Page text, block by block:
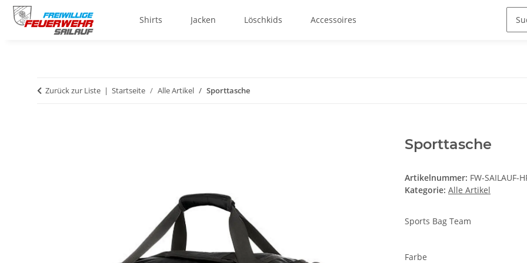
Shirts Jacken Löschkids Accessoires
Zurück zur Liste Startseite Alle Artikel Sporttasche
Sporttasche
Artikelnummer: FW-SAILAUF-
Kategorie: Alle Artikel
Sports Bag Team
Farbe